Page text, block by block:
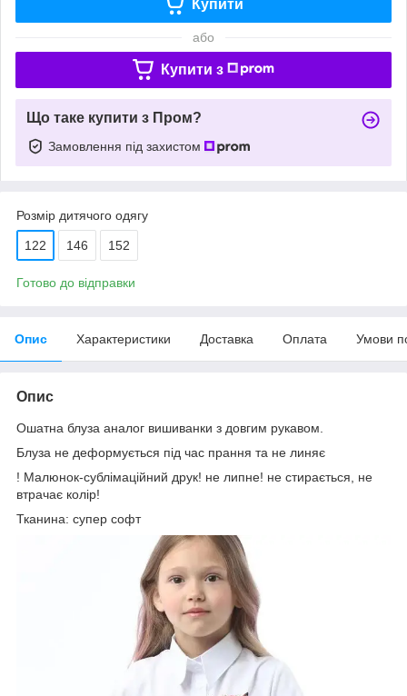
Купити
або
Купити з
Що таке купити з Пром?
Замовлення під захистом
Розмір дитячого одягу
122 146 152
Готово до відправки
Опис Характеристики Доставка Оплата Умови
Опис
Ошатна блуза аналог вишиванки з довгим рукавом.
Блуза не деформується під час прання та не линяє
! Малюнок-сублімаційний друк! не липне! не стирається, не
втрачає колір!
Тканина: супер софт